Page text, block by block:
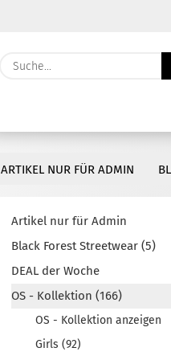
ARTIKEL NUR FÜR ADMIN
Artikel nur für Admin
Black Forest Streetwear (5)
DEAL der Woche
OS - Kollektion (166)
OS - Kollektion anzeigen
Girls (92)